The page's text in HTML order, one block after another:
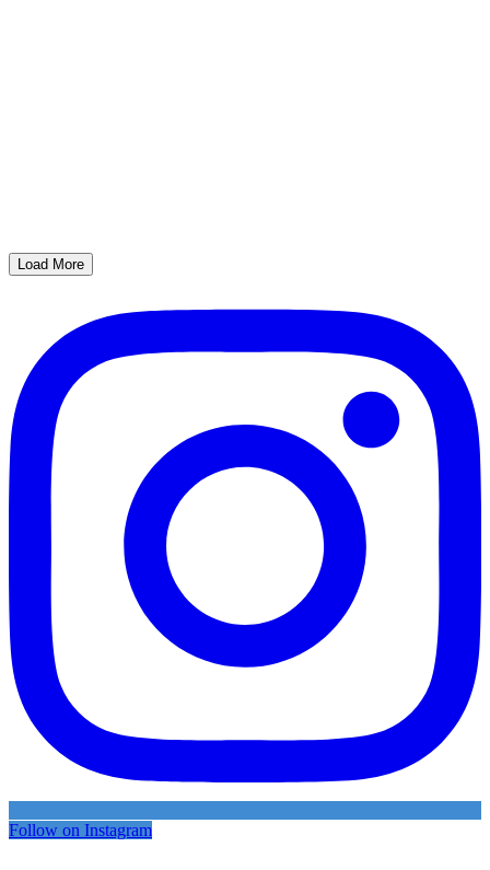
Load More
Follow on Instagram